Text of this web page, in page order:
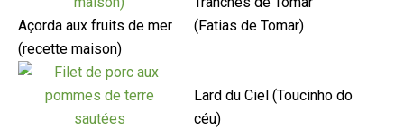
Açorda aux fruits de mer
(recette maison)
(Fatias de Tomar)
Lard du Ciel (Toucinho do
céu)